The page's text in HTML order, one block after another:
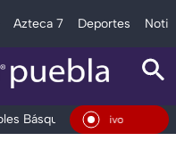
Azteca 7 Deportes
Básquetbol Deportes
En Vivo